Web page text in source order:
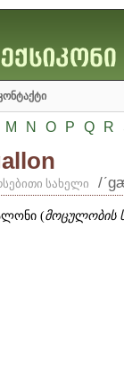
M N O P Q R
სახელი /
(მოცულობის